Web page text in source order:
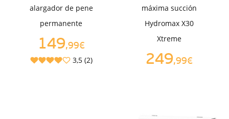
alargador de pene
permanente
149,99€
3,5 (2)
máxima succión
Hydromax X30
Xtreme
249,99€